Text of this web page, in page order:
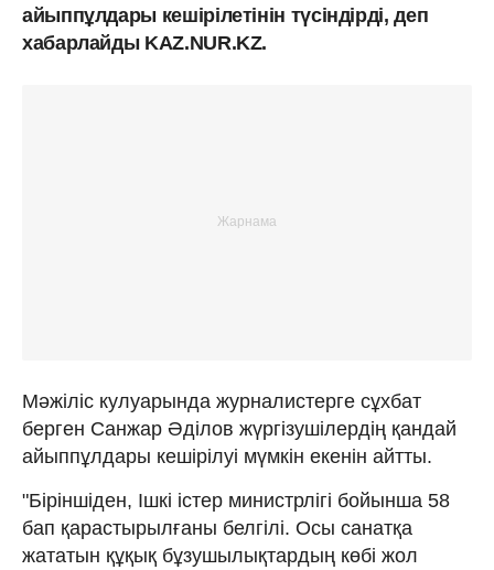
айыппұлдары кешірілетінін түсіндірді, деп
хабарлайды KAZ.NUR.KZ.
Мәжіліс кулуарында журналистерге сұхбат
берген Санжар Әділов жүргізушілердің қандай
айыппұлдары кешірілуі мүмкін екенін айтты.
"Біріншіден, Ішкі істер министрлігі бойынша 58
бап қарастырылғаны белгілі. Осы санатқа
жататын құқық бұзушылықтардың көбі жол